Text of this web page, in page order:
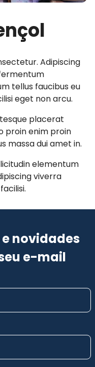
Adipiscing
tellus faucibus eu
eget non arcu.
placerat
proin enim proin
massa dui amet in.
elementum
viverra
novidades
e-mail